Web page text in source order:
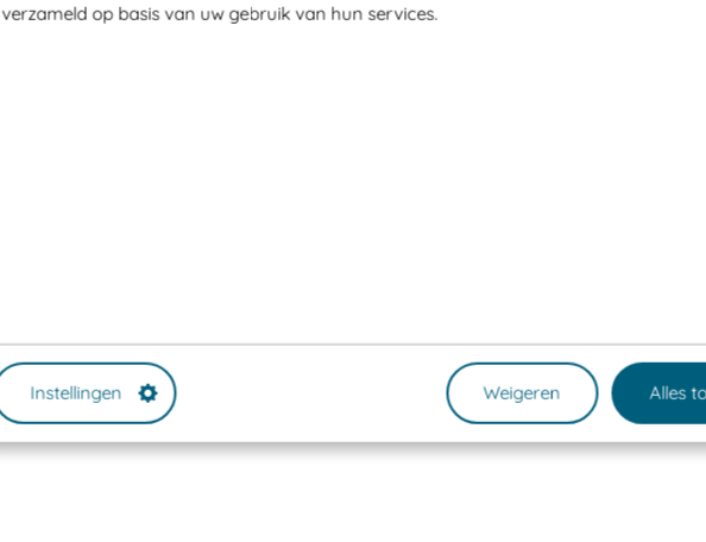
verzameld op basis van uw gebruik van hun services.
Instellingen Weigeren Alles